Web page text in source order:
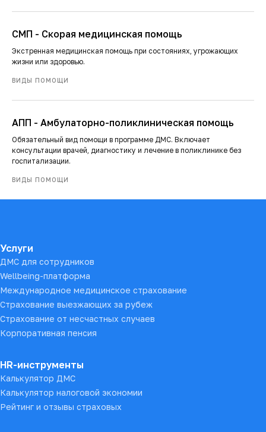
СМП - Скорая медицинская помощь
Экстренная медицинская помощь при состояниях, угрожающих
жизни или здоровью.
ВИДЫ ПОМОЩИ
АПП - Амбулаторно-поликлиническая помощь
Обязательный вид помощи в программе ДМС. Включает
консультации врачей, диагностику и лечение в поликлинике без
госпитализации.
ВИДЫ ПОМОЩИ
Услуги
ДМС для сотрудников
Wellbeing-платформа
Международное медицинское страхование
Страхование выезжающих за рубеж
Страхование от несчастных случаев
Корпоративная пенсия
HR-инструменты
Калькулятор ДМС
Калькулятор налоговой экономии
Рейтинг и отзывы страховых